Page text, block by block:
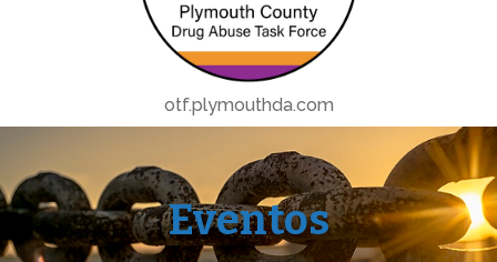
otf.plymouthda.com
Eventos